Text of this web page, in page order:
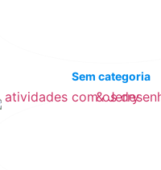
Sem categoria